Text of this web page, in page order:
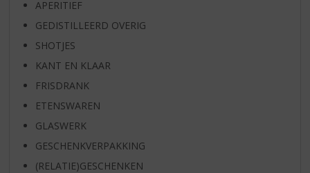
APERITIEF
GEDISTILLEERD OVERIG
SHOTJES
KANT EN KLAAR
FRISDRANK
ETENSWAREN
GLASWERK
GESCHENKVERPAKKING
(RELATIE)GESCHENKEN